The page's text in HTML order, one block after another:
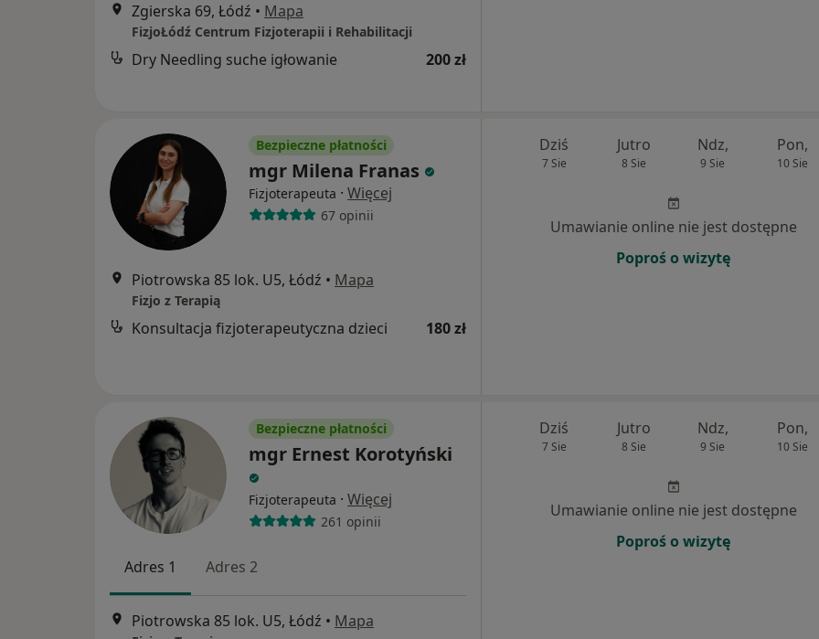
Zgierska 69, Łódź • Mapa
FizjoŁódź Centrum Fizjoterapii i Rehabilitacji
Dry Needling suche igłowanie 200 zł
Bezpieczne płatności
mgr Milena Franas
Fizjoterapeuta · Więcej
67 opinii
Piotrowska 85 lok. U5, Łódź • Mapa
Fizjo z Terapią
Konsultacja fizjoterapeutyczna dzieci 180 zł
Dziś
7 Sie
Jutro
8 Sie
Ndz,
9 Sie
Pon,
10 Sie
Umawianie online nie jest dostępne
Poproś o wizytę
Bezpieczne płatności
mgr Ernest Korotyński
Fizjoterapeuta · Więcej
261 opinii
Adres 1 Adres 2
Piotrowska 85 lok. U5, Łódź • Mapa
Dziś
7 Sie
Jutro
8 Sie
Ndz,
9 Sie
Pon,
10 Sie
Umawianie online nie jest dostępne
Poproś o wizytę